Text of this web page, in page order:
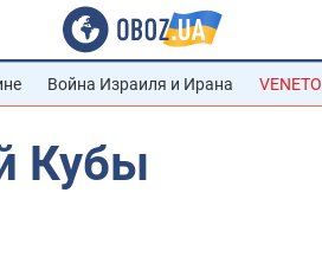
Война Израиля и Ирана VENETO
Кубы